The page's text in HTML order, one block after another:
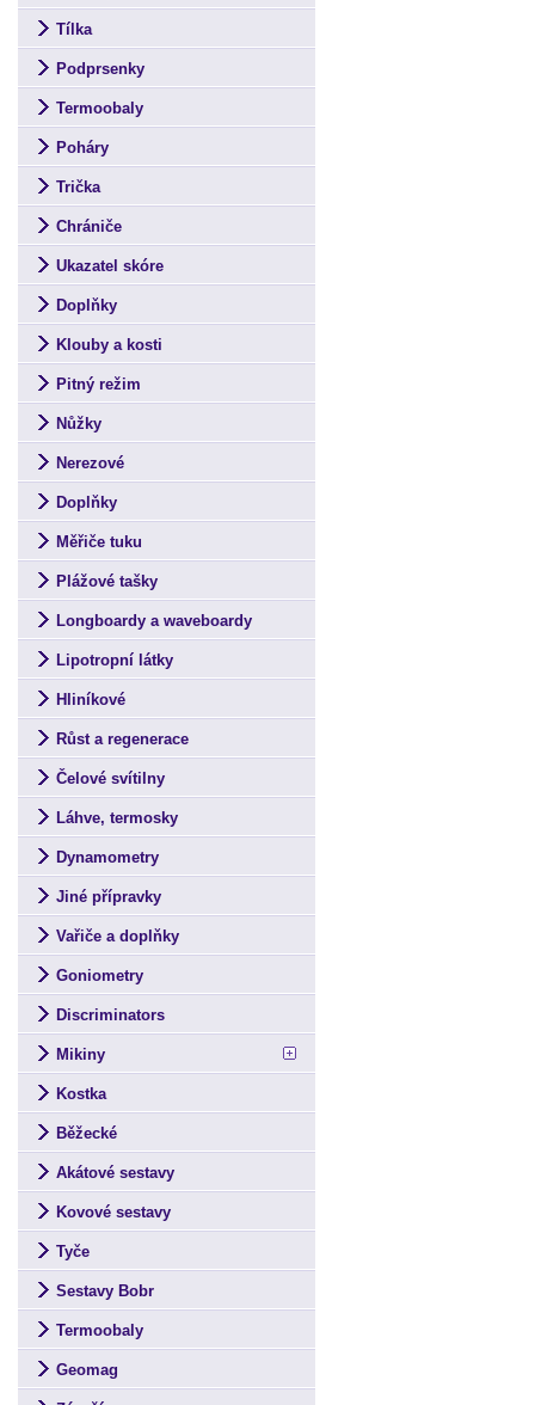
Tílka
Podprsenky
Termoobaly
Poháry
Trička
Chrániče
Ukazatel skóre
Doplňky
Klouby a kosti
Pitný režim
Nůžky
Nerezové
Doplňky
Měřiče tuku
Plážové tašky
Longboardy a waveboardy
Lipotropní látky
Hliníkové
Růst a regenerace
Čelové svítilny
Láhve, termosky
Dynamometry
Jiné přípravky
Vařiče a doplňky
Goniometry
Discriminators
Mikiny
Kostka
Běžecké
Akátové sestavy
Kovové sestavy
Tyče
Sestavy Bobr
Termoobaly
Geomag